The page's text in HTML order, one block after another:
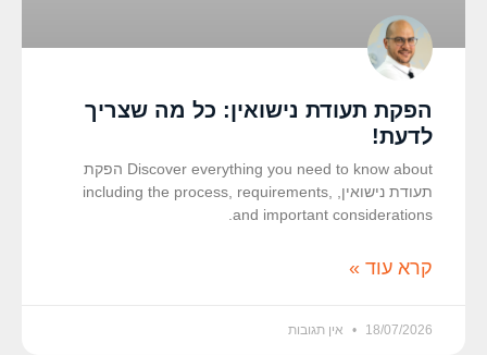
הפקת תעודת נישואין: כל מה שצריך
לדעת!
Discover everything you need to know about הפקת
תעודת נישואין, including the process, requirements,
and important considerations.
קרא עוד »
18/07/2026 אין תגובות